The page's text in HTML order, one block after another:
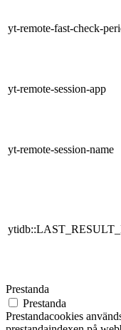
yt-remote-fast-check-
yt-remote-session-app
yt-remote-session-name
Prestanda
Prestanda
Prestandacookies